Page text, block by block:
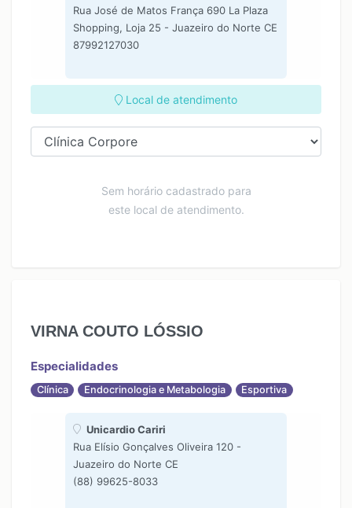
Rua José de Matos França 690 La Plaza
Shopping, Loja 25 - Juazeiro do Norte CE
87992127030
Local de atendimento
Sem horário cadastrado para
este local de atendimento.
VIRNA COUTO LÓSSIO
Especialidades
Clínica Endocrinologia e Metabologia Esportiva
Unicardio Cariri
Rua Elísio Gonçalves Oliveira 120 -
Juazeiro do Norte CE
(88) 99625-8033